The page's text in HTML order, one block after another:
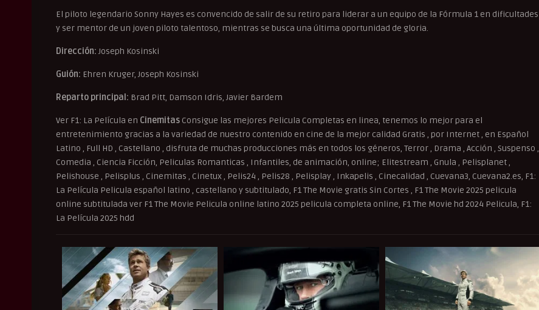
El piloto legendario Sonny Hayes es convencido de salir de su retiro para liderar a un equipo de la Fórmula 1 en dificultades
y ser mentor de un joven piloto talentoso, mientras se busca una última oportunidad de gloria.
Dirección: Joseph Kosinski
Guión: Ehren Kruger, Joseph Kosinski
Reparto principal: Brad Pitt, Damson Idris, Javier Bardem
Ver F1: La Película en Cinemitas Consigue las mejores Pelicula Completas en linea, tenemos lo mejor para el
entretenimiento gracias a la variedad de nuestro contenido en cine de la mejor calidad Gratis , por Internet , en Español
Latino , Full HD , Castellano , disfruta de muchas producciones más en todos los géneros, Terror , Drama , Acción , Suspenso ,
Comedia , Ciencia Ficción, Peliculas Romanticas , Infantiles, de animación, online; Elitestream , Gnula , Pelisplanet ,
Pelishouse , Pelisplus , Cinemitas , Cinetux , Pelis24 , Pelis28 , Pelisplay , Inkapelis , Cinecalidad , Cuevana3, Cuevana2.es, F1:
La Película Pelicula español latino , castellano y subtitulado, F1 The Movie gratis Sin Cortes , F1 The Movie 2025 pelicula
online subtitulada ver F1 The Movie Pelicula online latino 2025 pelicula completa online, F1 The Movie hd 2024 Pelicula, F1:
La Película 2025 hdd